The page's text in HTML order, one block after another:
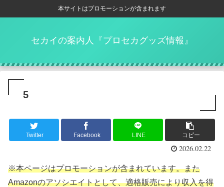
本サイトはプロモーションが含まれます
セカイの案内人『プロセカグッズ情報』
5
Twitter Facebook LINE コピー
2026.02.22
※本ページはプロモーションが含まれています。また
Amazonのアソシエイトとして、適格販売により収入を得